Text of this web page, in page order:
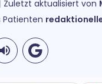
Zuletzt aktualisiert von
Patienten